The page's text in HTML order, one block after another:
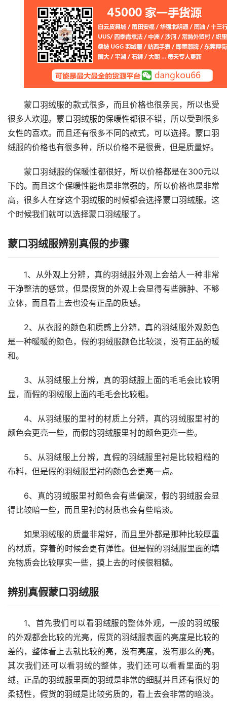
蒙口羽绒服的款式很多，而且价格也很亲民，所以也受
很多人欢迎。蒙口羽绒服的保暖性都很不错，所以受到很多
女性的喜欢。而且还有很多不同的款式，可以选择。蒙口羽
绒服的价格也有很多种，所以价格不是很贵，但是质量好。
蒙口羽绒服的保暖性都很好，所以价格都是在300元以
下的。而且这个保暖性能也是非常强的，所以价格也是非常
高，很多人在穿这个羽绒服的时候都会选择蒙口羽绒服。这
个时候我们就可以选择蒙口羽绒服了。
蒙口羽绒服辨别真假的步骤
1、从外观上分辨，真的羽绒服外观上会给人一种非常
干净整洁的感觉，但是假货的外观上会显得有些臃肿、不够
立体，而且看上去也没有正品的质感。
2、从衣服的颜色和质感上分辨，真的羽绒服外观颜色
是一种暖暖的颜色，假的羽绒服颜色比较淡，没有正品的暖
和。
3、从羽绒服上分辨，真的羽绒服上面的毛毛会比较明
显，而假的羽绒服上面的毛毛会比较粗。
4、从羽绒服的里衬的材质上分辨，真的羽绒服里衬的
颜色会更亮一些，而假的羽绒服里衬的颜色更亮一些。
5、从羽绒服上分辨，真假的羽绒服里衬是比较粗糙的
布料，但是假的羽绒服里衬的颜色会更亮一点。
6、真的羽绒服里衬颜色会有些偏深，假的羽绒服会显
得比较暗一些，而且里衬的材质也会有些暗淡。
如果羽绒服的质量非常好，而且里外都是那种比较厚重
的材质，穿着的时候会更有弹性。但是假的羽绒服里面的填
充物质会比较厚实一些，摸上去的时候很粗糙。
辨别真假蒙口羽绒服
1、首先我们可以看羽绒服的整体外观，一般的羽绒服
的外观都会比较的光亮，假货的羽绒服表面的亮度是比较的
差的，整体看上去就比较的亮，没有亮度，没有那么的亮。
其次我们还可以看羽绒的整体，我们还可以看看里面的羽
绒，正品的羽绒服里面的羽绒是非常的细腻并且还有很好的
柔韧性，假货的羽绒是比较劣质的，看上去会非常的暗淡。